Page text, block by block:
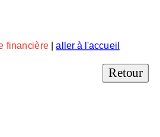
financière| aller à l'accueil